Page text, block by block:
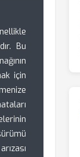
Bu
için